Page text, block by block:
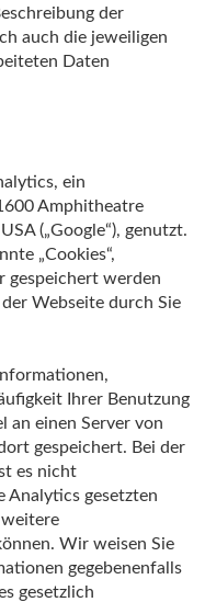
der
auch die jeweiligen
Daten
ein
Amphitheatre
(„Google“), genutzt.
„Cookies“,
gespeichert werden
Webseite durch Sie
Ihrer Benutzung
an einen Server von
gespeichert. Bei der
es nicht
Analytics gesetzten
weitere
Wir weisen Sie
gegebenenfalls
gesetzlich